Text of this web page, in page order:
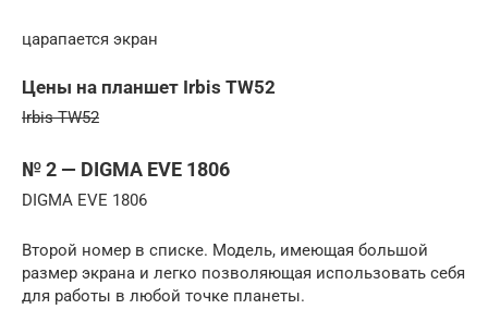
царапается экран
Цены на планшет Irbis TW52
Irbis TW52
№ 2 — DIGMA EVE 1806
DIGMA EVE 1806
Второй номер в списке. Модель, имеющая большой
размер экрана и легко позволяющая использовать себя
для работы в любой точке планеты.